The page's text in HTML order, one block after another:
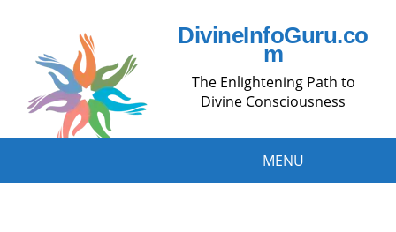
DivineInfoGuru.co
m
The Enlightening Path to
Divine Consciousness
MENU